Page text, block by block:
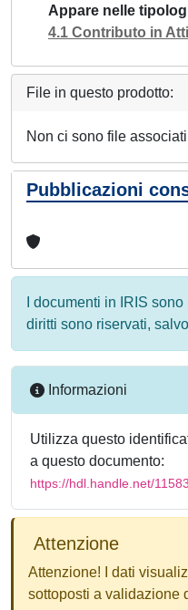
Appare nelle
4.1 Contributo in
File in questo prodotto:
Non ci sono file
Pubblicazioni
I documenti in IRIS
diritti sono riservati,
Informazioni
Utilizza questo
a questo documento:
https://hdl.handle.net/
Attenzione
Attenzione! I dati
sottoposti a validazione